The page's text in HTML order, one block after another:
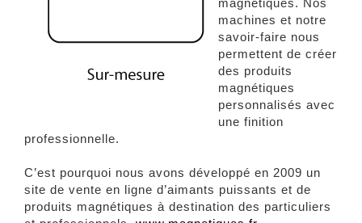
magnétiques. Nos
machines et notre
savoir-faire nous
permettent de créer
des produits
magnétiques
personnalisés avec
une finition
professionnelle.
C’est pourquoi nous avons développé en 2009 un
site de vente en ligne d’aimants puissants et de
produits magnétiques à destination des particuliers